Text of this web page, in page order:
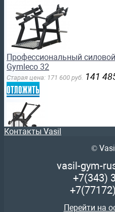
Профессиональный
Gymleco 32
Старая цена: 171 600 руб. 141
отложить
Профессиональный
467 500 руб. 385
Контакты Vasil
©
vasil-gym-
+7(343)
+7(77172)
Перейти на